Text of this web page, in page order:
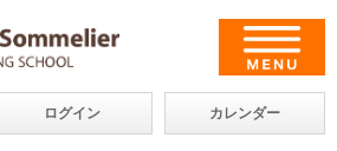
ログイン カレンダー